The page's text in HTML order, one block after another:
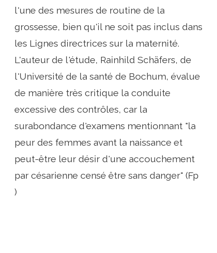
l'une des mesures de routine de la
grossesse, bien qu'il ne soit pas inclus dans
les Lignes directrices sur la maternité.
L'auteur de l'étude, Rainhild Schäfers, de
l'Université de la santé de Bochum, évalue
de manière très critique la conduite
excessive des contrôles, car la
surabondance d'examens mentionnant "la
peur des femmes avant la naissance et
peut-être leur désir d'une accouchement
par césarienne censé être sans danger" (Fp
)